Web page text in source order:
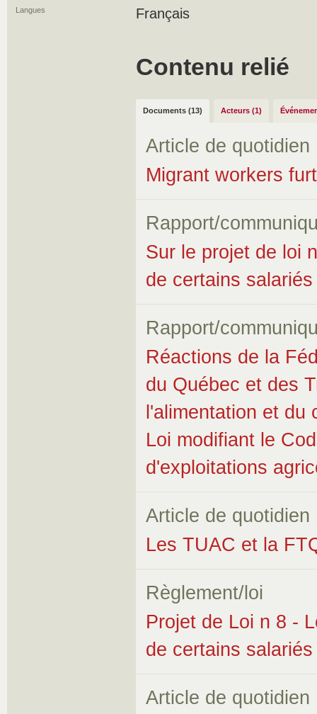
Langues Français
Contenu relié
Documents (13) Acteurs (1)
Article de quotidien
Migrant workers
Rapport/
Sur le projet de loi
de certains
Rapport/
Réactions de la
du Québec et des
l'alimentation et du
Loi modifiant le
d'exploitations
Article de quotidien
Les TUAC et la
Règlement/loi
Projet de Loi n 8 -
de certains
Article de quotidien